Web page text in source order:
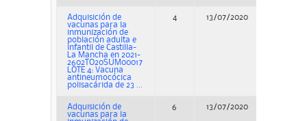
Adquisición de
vacunas para la
inmunización de
población adulta e
infantil de Castilla-
La Mancha en 2021-
2602TO20SUM00017
LOTE 4: Vacuna
antineumocócica
polisacárida de 23 ...
4 13/07/2020
Adquisición de
vacunas para la
6 13/07/2020